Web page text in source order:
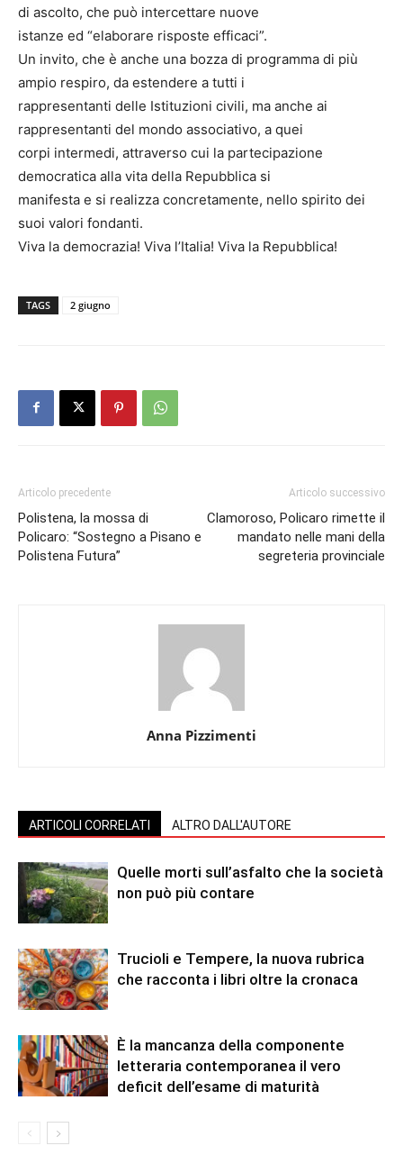
di ascolto, che può intercettare nuove
istanze ed “elaborare risposte efficaci”.
Un invito, che è anche una bozza di programma di più
ampio respiro, da estendere a tutti i
rappresentanti delle Istituzioni civili, ma anche ai
rappresentanti del mondo associativo, a quei
corpi intermedi, attraverso cui la partecipazione
democratica alla vita della Repubblica si
manifesta e si realizza concretamente, nello spirito dei
suoi valori fondanti.
Viva la democrazia! Viva l’Italia! Viva la Repubblica!
TAGS 2 giugno
Articolo precedente
Polistena, la mossa di
Policaro: “Sostegno a Pisano e
Polistena Futura”
Articolo successivo
Clamoroso, Policaro rimette il
mandato nelle mani della
segreteria provinciale
Anna Pizzimenti
ARTICOLI CORRELATI ALTRO DALL'AUTORE
Quelle morti sull’asfalto che la società
non può più contare
Trucioli e Tempere, la nuova rubrica
che racconta i libri oltre la cronaca
È la mancanza della componente
letteraria contemporanea il vero
deficit dell’esame di maturità